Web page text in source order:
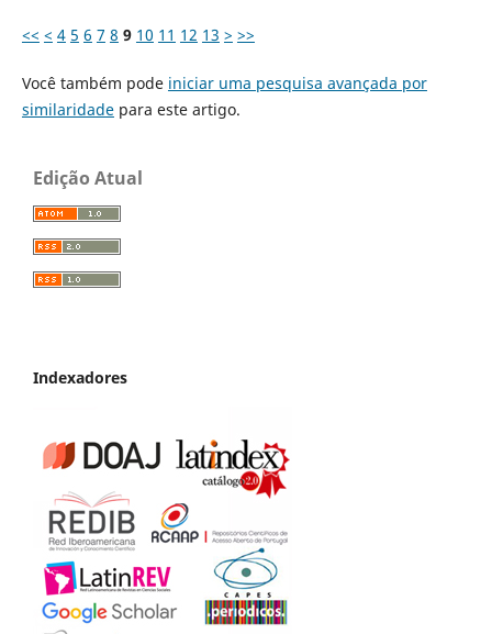
<< < 4 5 6 7 8 9 10 11 12 13 > >>
Você também pode iniciar uma pesquisa avançada por
similaridadepara este artigo.
Edição Atual
Indexadores